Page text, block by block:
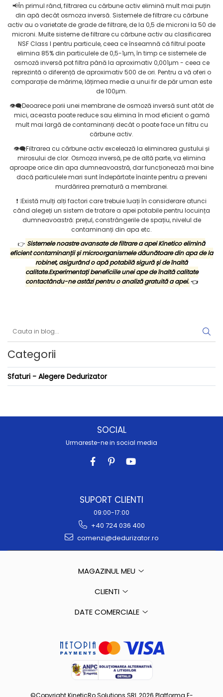
📢În primul rând, filtrarea cu cărbune activ elimină mult mai puțin
din apă decât osmoza inversă. Sistemele de filtrare cu cărbune
activ au o varietate de grade de filtrare, de la 0,5 de microni la 50 de
microni. Multe sisteme de filtrare cu cărbune activ au clasificarea
NSF Class I pentru particule, ceea ce înseamnă că filtrul poate
elimina 85% din particulele de 0,5-1μm, în timp ce sistemele de
osmoză inversă pot filtra până la aproximativ 0,001μm - ceea ce
reprezintă o diferență de aproximativ 500 de ori. Pentru a vă oferi o
comparație de mărime, lățimea medie a unui fir de păr uman este
de 100μm.
👁‍🗨Deoarece porii unei membrane de osmoză inversă sunt atât de
mici, aceasta poate reduce sau elimina în mod eficient o gamă
mult mai largă de contaminanți decât o poate face un filtru cu
cărbune activ.
👁‍🗨Filtrarea cu cărbune activ excelează la eliminarea gustului și
mirosului de clor. Osmoza inversă, pe de altă parte, va elimina
aproape orice din apa dumneavoastră, dar funcționează mai bine
dacă particulele mari sunt îndepărtate înainte pentru a preveni
murdărirea prematură a membranei.
❗️ ❕Există mulți alți factori care trebuie luați în considerare atunci
când alegeți un sistem de tratare a apei potabile pentru locuința
dumneavoastră: prețul, constrângerile de spațiu, nivelul de
contaminanți din apa etc.
👉 Sistemele noastre avansate de filtrare a apei Kinetico elimină
eficient contaminanții și microorganismele dăunătoare din apa de la
robinet, asigurând o apă potabilă sigură și de înaltă
calitate.Experimentați beneficiile unei ape de înaltă calitate
contactându-ne astăzi pentru o analiză gratuită a apei.👈
Categorii
Sfaturi - Alegere Dedurizator
SOCIAL
Urmareste-ne in social media
SUPORT CLIENTI
09:00-17:00
+40 724 036 400
comenzi@dedurizator.ro
MAGAZINUL MEU
CLIENTI
DATE COMERCIALE
©Copyright KineticRo Solutions SRL 2026 Platforma E-